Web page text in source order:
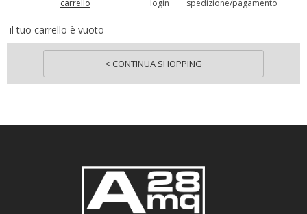
carrello login spedizione/pagamento
il tuo carrello è vuoto
< CONTINUA SHOPPING